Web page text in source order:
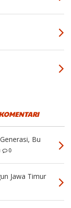
Bu
0
Jawa Timur